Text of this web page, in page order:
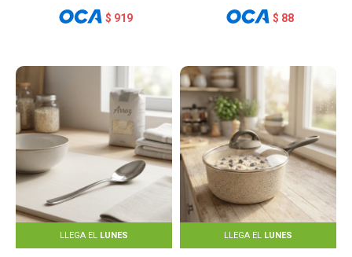
$ 919 $ 88
LLEGA EL LUNES LLEGA EL LUNES